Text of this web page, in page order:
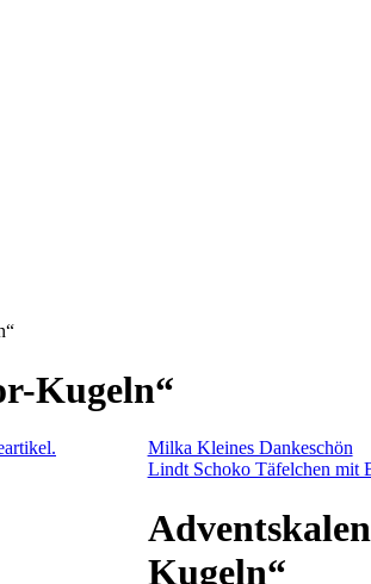
Kugeln“
Milka Kleines Dankeschön
Lindt Schoko Täfelchen mit
Kugeln“